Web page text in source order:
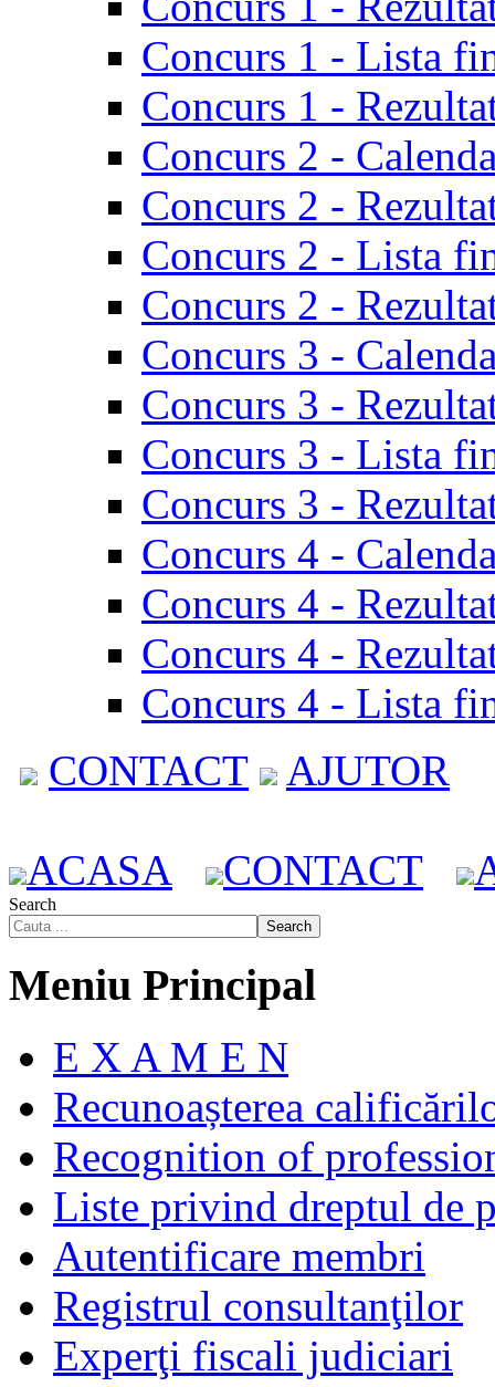
Concurs 1 - Lista
Concurs 1 -
Concurs 2 -
Concurs 2 -
Concurs 2 - Lista
Concurs 2 -
Concurs 3 -
Concurs 3 -
Concurs 3 - Lista
Concurs 3 -
Concurs 4 -
Concurs 4 -
Concurs 4 -
Concurs 4 - Lista
CONTACT
AJUTOR
ACASA CONTACT
Search
Search
Meniu Principal
E X A M E N
Recunoașterea
Recognition of
Liste privind dreptul de
Autentificare membri
Registrul consultanţilor
Experţi fiscali judiciari